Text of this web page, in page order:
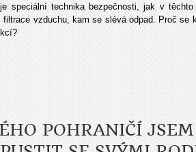
speciální technika bezpečnosti, jak v těchto
vzduchu, kam se slévá odpad. Proč se
POHRANIČÍ JSEM